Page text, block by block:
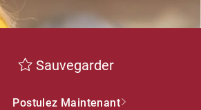
Sauvegarder
Postulez Maintenant